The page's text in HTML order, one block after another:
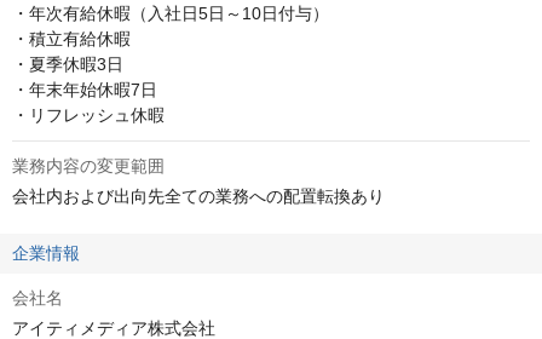
・年次有給休暇（入社日5日～10日付与）
・積立有給休暇
・夏季休暇3日
・年末年始休暇7日
・リフレッシュ休暇
業務内容の変更範囲
会社内および出向先全ての業務への配置転換あり
企業情報
会社名
アイティメディア株式会社